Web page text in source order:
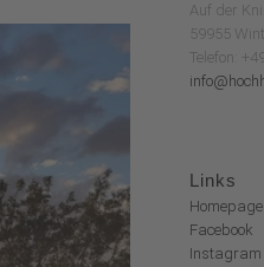
Auf der
59955
Telefon:
Links
Homepage
Facebook
Instagram